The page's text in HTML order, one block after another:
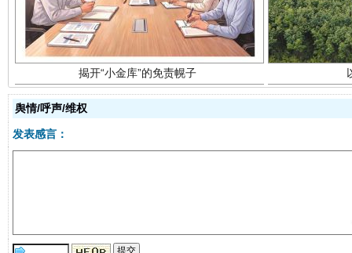
舆情/呼声/维权
发表感言：